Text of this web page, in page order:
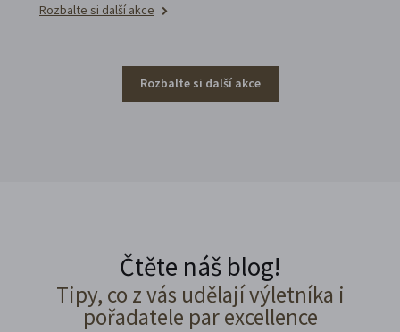
Rozbalte si další akce
Rozbalte si další akce
Čtěte náš blog!
Tipy, co z vás udělají výletníka i
pořadatele par excellence